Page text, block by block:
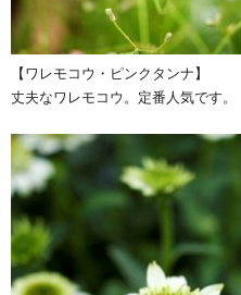
【ワレモコウ・ピンクタンナ】
丈夫なワレモコウ。定番人気です。